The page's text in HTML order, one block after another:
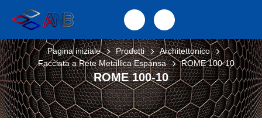
ROME 100-10
Pagina iniziale Prodotti
Architettonico
Facciata a Rete Metallica Espansa
ROME 100-10